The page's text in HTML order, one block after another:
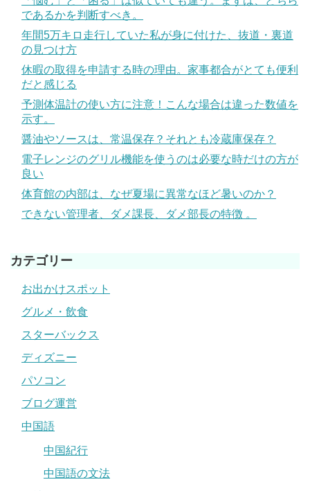
であるかを判断すべき。
年間5万キロ走行していた私が身に付けた、抜道・裏道
の見つけ方
休暇の取得を申請する時の理由。家事都合がとても便利
だと感じる
予測体温計の使い方に注意！こんな場合は違った数値を
示す。
醤油やソースは、常温保存？それとも冷蔵庫保存？
電子レンジのグリル機能を使うのは必要な時だけの方が
良い
体育館の内部は、なぜ夏場に異常なほど暑いのか？
できない管理者、ダメ課長、ダメ部長の特徴 。
カテゴリー
お出かけスポット
グルメ・飲食
スターバックス
ディズニー
パソコン
ブログ運営
中国語
中国紀行
中国語の文法